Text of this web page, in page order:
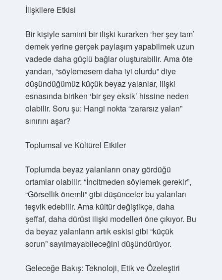
İlişkilere Etkisi
Bir kişiyle samimi bir ilişki kurarken ‘her şey tam’
demek yerine gerçek paylaşım yapabilmek uzun
vadede daha güçlü bağlar oluşturabilir. Ama öte
yandan, “söylemesem daha iyi olurdu” diye
düşündüğümüz küçük beyaz yalanlar, ilişki
esnasında biriken ‘bir şey eksik’ hissine neden
olabilir. Soru şu: Hangi nokta “zararsız yalan”
sınırını aşar?
Toplumsal ve Kültürel Etkiler
Toplumda beyaz yalanların onay gördüğü
ortamlar olabilir: “İncitmeden söylemek gerekir”,
“Görsellik önemli” gibi düşünceler bu yalanları
teşvik edebilir. Ama kültür değiştikçe, daha
şeffaf, daha dürüst ilişki modelleri öne çıkıyor. Bu
da beyaz yalanların artık eskisi gibi “küçük
sorun” sayılmayabileceğini düşündürüyor.
Geleceğe Bakış: Teknoloji, Etik ve Özeleştiri